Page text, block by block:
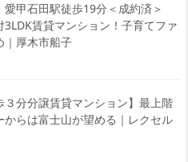
愛甲石田駅徒歩19分＜成約済＞
3LDK賃貸マンション！子育てファ
｜厚木市船子
３分分譲賃貸マンション】最上階
からは富士山が望める｜レクセル